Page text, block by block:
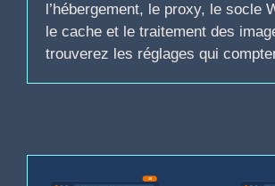
l’hébergement, le proxy, le socle
le cache et le traitement des
trouverez les réglages qui